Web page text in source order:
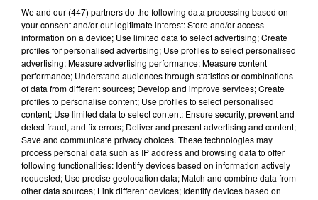
Lecture (4 min 19 sec)
100%
We and our (447) partnersdo the following data processing based on
your consent and/or our legitimate interest: Store and/or access
information on a device; Use limited data to select advertising; Create
profiles for personalised advertising; Use profiles to select personalised
advertising; Measure advertising performance; Measure content
performance; Understand audiences through statistics or combinations
of data from different sources; Develop and improve services; Create
profiles to personalise content; Use profiles to select personalised
content; Use limited data to select content; Ensure security, prevent and
detect fraud, and fix errors; Deliver and present advertising and content;
Save and communicate privacy choices. These technologies may
process personal data such as IP address and browsing data to offer
following functionalities: Identify devices based on information actively
requested; Use precise geolocation data; Match and combine data from
other data sources; Link different devices; Identify devices based on